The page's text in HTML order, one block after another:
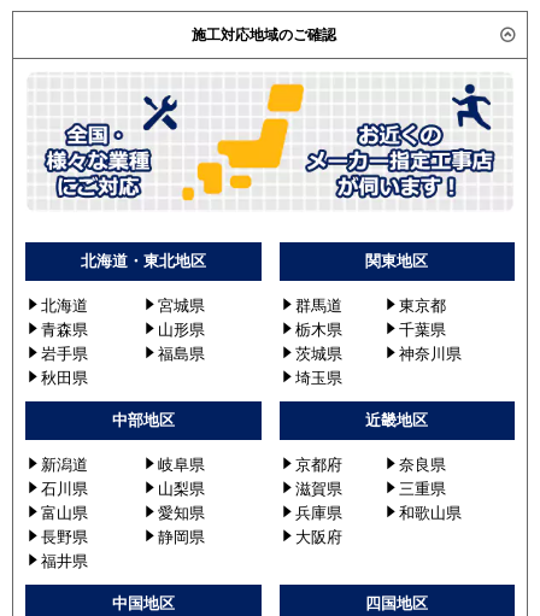
施工対応地域のご確認
北海道・東北地区
北海道
宮城県
青森県
山形県
岩手県
福島県
秋田県
関東地区
群馬道
東京都
栃木県
千葉県
茨城県
神奈川県
埼玉県
中部地区
新潟道
岐阜県
石川県
山梨県
富山県
愛知県
長野県
静岡県
福井県
近畿地区
京都府
奈良県
滋賀県
三重県
兵庫県
和歌山県
大阪府
中国地区 四国地区